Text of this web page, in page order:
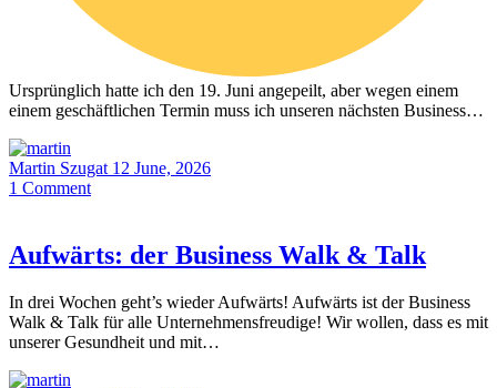
Ursprünglich hatte ich den 19. Juni angepeilt, aber wegen einem
einem geschäftlichen Termin muss ich unseren nächsten Business…
Martin Szugat 12 June, 2026
1 Comment
Aufwärts: der Business Walk & Talk
In drei Wochen geht’s wieder Aufwärts! Aufwärts ist der Business
Walk & Talk für alle Unternehmensfreudige! Wir wollen, dass es mit
unserer Gesundheit und mit…